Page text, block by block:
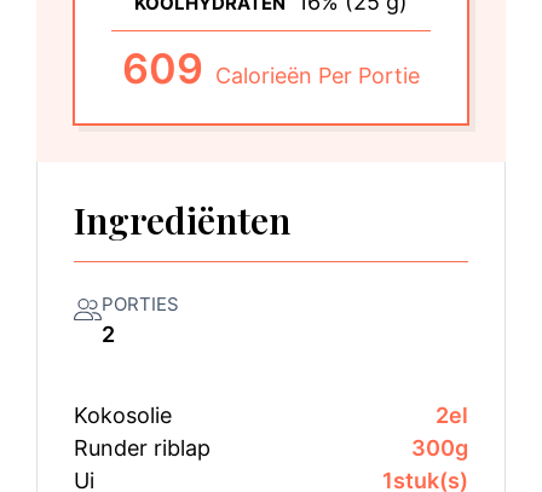
609 Calorieën Per Portie
Ingrediënten
PORTIES
2
Kokosolie 2el
Runder riblap
300g
Ui
1stuk(s)